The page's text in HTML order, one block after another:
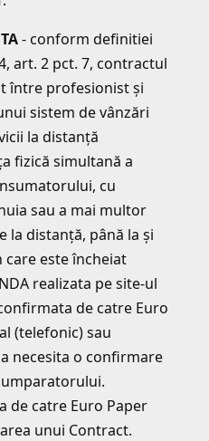
- conform definitiei
art. 2 pct. 7, contractul
între profesionist şi
sistem de vânzări
la distanţă
fizică simultană a
cu
sau a mai multor
la distanţă, până la şi
este încheiat
realizata pe site-ul
de catre Euro
(telefonic) sau
necesita o confirmare
de catre Euro Paper
unui Contract.